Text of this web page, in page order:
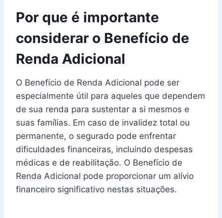
Por que é importante
considerar o Benefício de
Renda Adicional
O Benefício de Renda Adicional pode ser
especialmente útil para aqueles que dependem
de sua renda para sustentar a si mesmos e
suas famílias. Em caso de invalidez total ou
permanente, o segurado pode enfrentar
dificuldades financeiras, incluindo despesas
médicas e de reabilitação. O Benefício de
Renda Adicional pode proporcionar um alívio
financeiro significativo nestas situações.